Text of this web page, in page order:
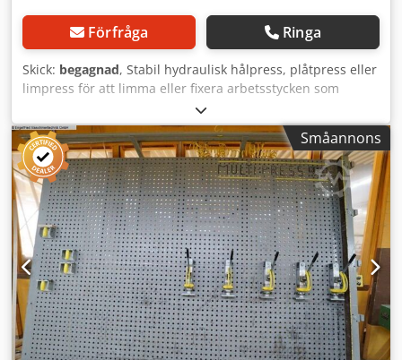
Förfråga Ringa
Skick: begagnad, Stabil hydraulisk hålpress, plåtpress eller
limpress för att limma eller fixera arbetsstycken som
ramar, plattor, fönster eller dörrar. Tekniska data:
Dedpfjzryy Sox Almekr - Cylinder: 6 - Nedhållare: 3 -
Pressyta: 260 x 145 cm
Småannons